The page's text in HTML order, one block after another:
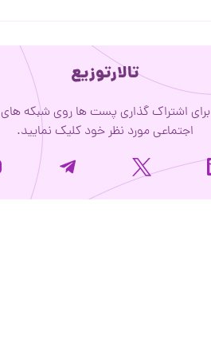
تالارتوزیع
برای اشتراک گذاری پست ها روی شبکه های
اجتماعی مورد نظر خود کلیک نمایید.